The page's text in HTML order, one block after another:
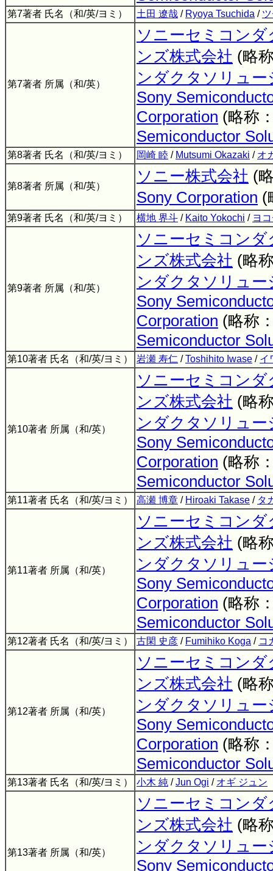
第7著者 氏名（和/英/ヨミ） 土田 遼哉 / Ryoya Tsuchida /
第7著者 所属（和/英）
ソニーセミコン
ンズ株式会社 (略
ンダクタソリュー
Sony
Corporation (略称
Semiconductor
第8著者 氏名（和/英/ヨミ） 岡崎 睦 / Mutsumi Okazaki / オ
第8著者 所属（和/英）
ソニー株式会社 (
Sony Corporation (
第9著者 氏名（和/英/ヨミ） 横地 界斗 / Kaito Yokochi / ヨ
第9著者 所属（和/英）
ソニーセミコン
ンズ株式会社 (略
ンダクタソリュー
Sony
Corporation (略称
Semiconductor
第10著者 氏名（和/英/ヨミ） 岩瀬 寿仁 /Toshihito Iwase / イ
第10著者 所属（和/英）
ソニーセミコン
ンズ株式会社 (略
ンダクタソリュー
Sony
Corporation (略称
Semiconductor
第11著者 氏名（和/英/ヨミ） 高瀬 博章 / Hiroaki Takase / タ
第11著者 所属（和/英）
ソニーセミコン
ンズ株式会社 (略
ンダクタソリュー
Sony
Corporation (略称
Semiconductor
第12著者 氏名（和/英/ヨミ） 古閑 史彦 / Fumihiko Koga / コ
第12著者 所属（和/英）
ソニーセミコン
ンズ株式会社 (略
ンダクタソリュー
Sony
Corporation (略称
Semiconductor
第13著者 氏名（和/英/ヨミ） 小木 純 /Jun Ogi / オギ ジュン
第13著者 所属（和/英）
ソニーセミコン
ンズ株式会社 (略
ンダクタソリュー
Sony